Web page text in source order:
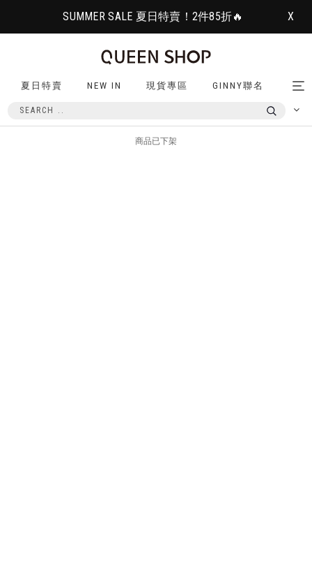
SUMMER SALE 夏日特賣！2件85折🔥 X
夏日特賣 NEW IN 現貨專區 GINNY聯名
商品已下架